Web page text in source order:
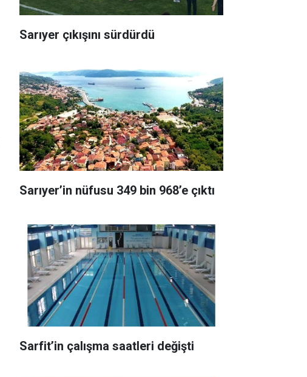
Sarıyer çıkışını sürdürdü
Sarıyer’in nüfusu 349 bin 968’e çıktı
Sarfit’in çalışma saatleri değişti